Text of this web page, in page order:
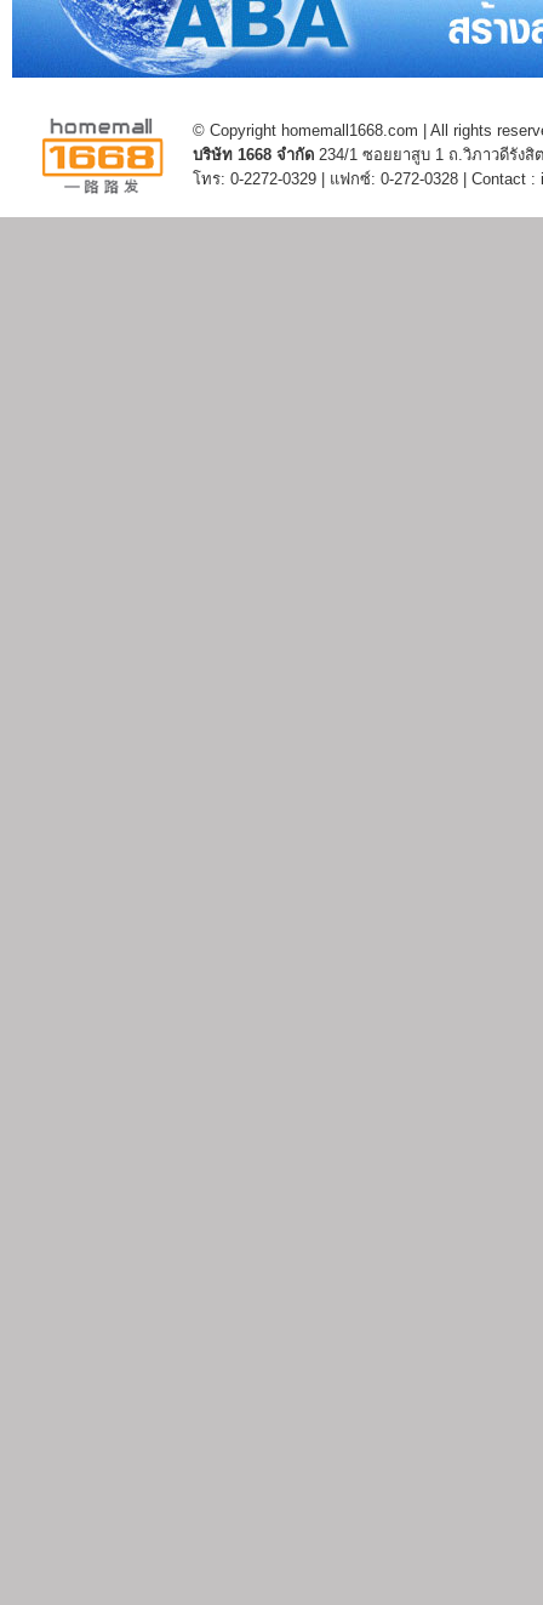
© Copyright homemall1668.com | All rights
บริษัท 1668 จำกัด 234/1 ซอยยาสูบ 1 ถ.วิภาวดีรัง
โทร: 0-2272-0329 | แฟกซ์: 0-272-0328 | Contact